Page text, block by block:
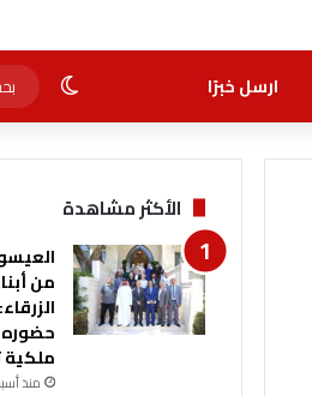
ارسل خبرًا الوضع
الأكثر مشاهدة
من
حضوره
منذ